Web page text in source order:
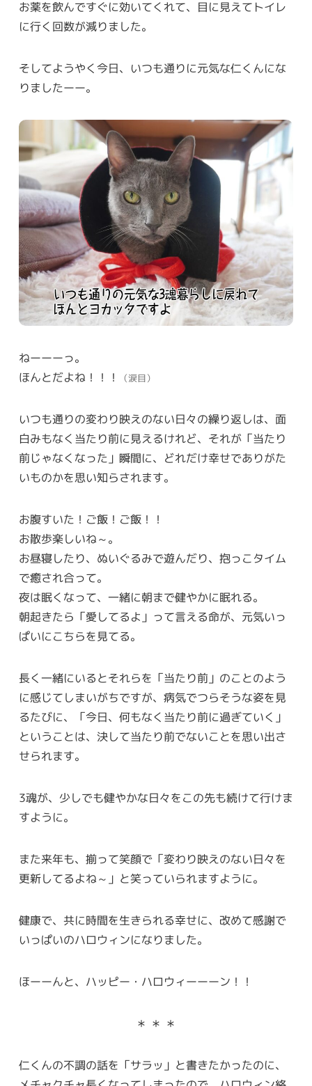
お薬を飲んですぐに効いてくれて、目に見えてトイレ
に行く回数が減りました。
そしてようやく今日、いつも通りに元気な仁くんにな
りましたーー。
ねーーーっ。
ほんとだよね！！！
（涙目）
いつも通りの変わり映えのない日々の繰り返しは、面
白みもなく当たり前に見えるけれど、それが「当たり
前じゃなくなった」瞬間に、どれだけ幸せでありがた
いものかを思い知らされます。
お腹すいた！ご飯！ご飯！！
お散歩楽しいね～。
お昼寝したり、ぬいぐるみで遊んだり、抱っこタイム
で癒され合って。
夜は眠くなって、一緒に朝まで健やかに眠れる。
朝起きたら「愛してるよ」って言える命が、元気いっ
ぱいにこちらを見てる。
長く一緒にいるとそれらを「当たり前」のことのよう
に感じてしまいがちですが、病気でつらそうな姿を見
るたびに、「今日、何もなく当たり前に過ぎていく」
ということは、決して当たり前でないことを思い出さ
せられます。
3魂が、少しでも健やかな日々をこの先も続けて行けま
すように。
また来年も、揃って笑顔で「変わり映えのない日々を
更新してるよね～」と笑っていられますように。
健康で、共に時間を生きられる幸せに、改めて感謝で
いっぱいのハロウィンになりました。
ほーーんと、ハッピー・ハロウィーーーン！！
＊ ＊ ＊
仁くんの不調の話を「サラッ」と書きたかったのに、